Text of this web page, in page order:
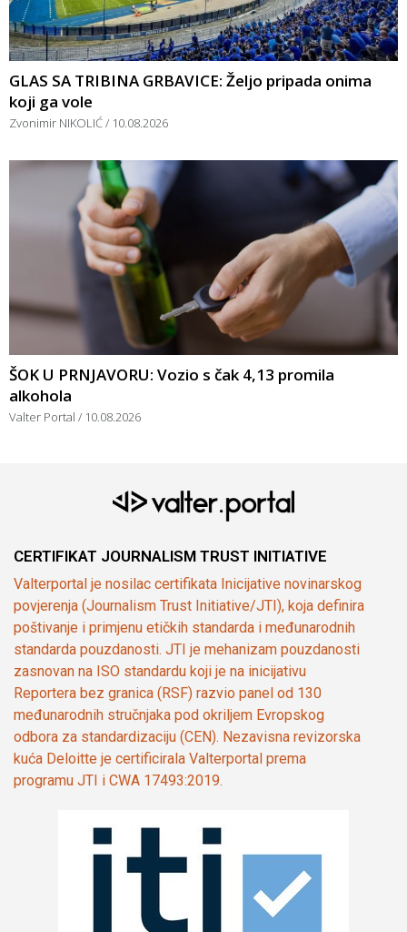
GLAS SA TRIBINA GRBAVICE: Željo pripada onima
koji ga vole
Zvonimir NIKOLIĆ 10.08.2026
ŠOK U PRNJAVORU: Vozio s čak 4,13 promila
alkohola
Valter Portal 10.08.2026
CERTIFIKAT JOURNALISM TRUST INITIATIVE
Valterportal je nosilac certifikata Inicijative novinarskog
povjerenja (Journalism Trust Initiative/JTI), koja definira
poštivanje i primjenu etičkih standarda i međunarodnih
standarda pouzdanosti. JTI je mehanizam pouzdanosti
zasnovan na ISO standardu koji je na inicijativu
Reportera bez granica (RSF) razvio panel od 130
međunarodnih stručnjaka pod okriljem Evropskog
odbora za standardizaciju (CEN). Nezavisna revizorska
kuća Deloitte je certificirala Valterportal prema
programu JTI i CWA 17493:2019.